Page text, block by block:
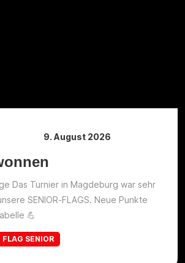
9. August 2026
Das Turnier in Magdeburg war sehr
SENIOR-FLAGS. Neue Punkte
💪
FLAG SENIOR